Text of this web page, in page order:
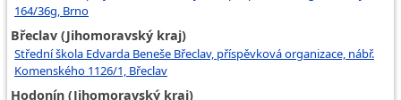
164/36g, Brno
Břeclav (Jihomoravský kraj)
Střední škola Edvarda Beneše Břeclav, příspěvková organizace, nábř.
Komenského 1126/1, Břeclav
Hodonín (Jihomoravský kraj)